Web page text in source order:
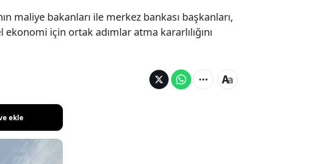
maliye bakanları ile merkez bankası başkanları,
ekonomi için ortak adımlar atma kararlılığını
ekle